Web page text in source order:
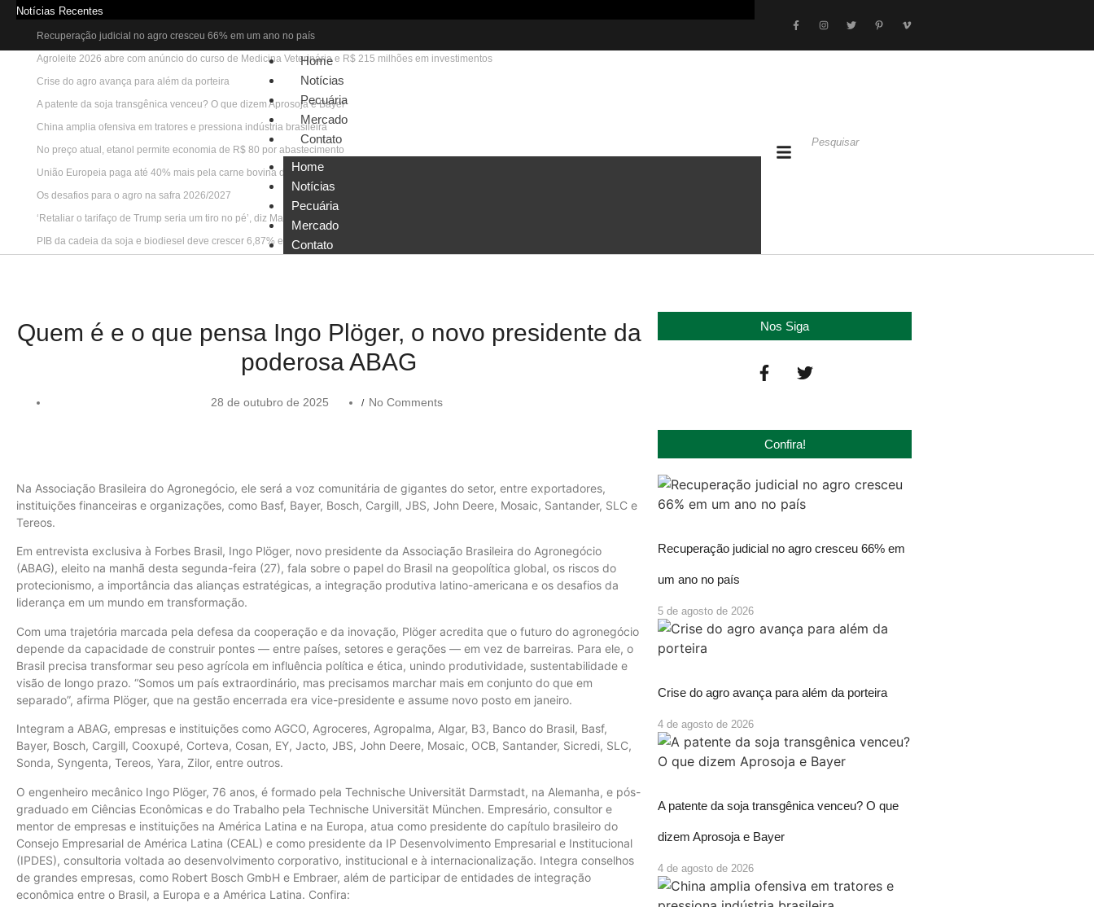
Notícias Recentes
Recuperação judicial no agro cresceu 66% em um ano no país
Agroleite 2026 abre com anúncio do curso de Medicina Veterinária e R$ 215 milhões em investimentos
Crise do agro avança para além da porteira
A patente da soja transgênica venceu? O que dizem Aprosoja e Bayer
China amplia ofensiva em tratores e pressiona indústria brasileira
No preço atual, etanol permite economia de R$ 80 por abastecimento
União Europeia paga até 40% mais pela carne bovina do que a China
Os desafios para o agro na safra 2026/2027
‘Retaliar o tarifaço de Trump seria um tiro no pé’, diz Marcos Jank
PIB da cadeia da soja e biodiesel deve crescer 6,87% em 2026
Home
Notícias
Pecuária
Mercado
Contato
Home
Notícias
Pecuária
Mercado
Contato
Quem é e o que pensa Ingo Plöger, o novo presidente da
poderosa ABAG
28 de outubro de 2025 / No Comments
Na Associação Brasileira do Agronegócio, ele será a voz comunitária de gigantes do setor, entre exportadores,
instituições financeiras e organizações, como Basf, Bayer, Bosch, Cargill, JBS, John Deere, Mosaic, Santander, SLC e
Tereos.
Em entrevista exclusiva à Forbes Brasil, Ingo Plöger, novo presidente da Associação Brasileira do Agronegócio
(ABAG), eleito na manhã desta segunda-feira (27), fala sobre o papel do Brasil na geopolítica global, os riscos do
protecionismo, a importância das alianças estratégicas, a integração produtiva latino-americana e os desafios da
liderança em um mundo em transformação.
Com uma trajetória marcada pela defesa da cooperação e da inovação, Plöger acredita que o futuro do agronegócio
depende da capacidade de construir pontes — entre países, setores e gerações — em vez de barreiras. Para ele, o
Brasil precisa transformar seu peso agrícola em influência política e ética, unindo produtividade, sustentabilidade e
visão de longo prazo. “Somos um país extraordinário, mas precisamos marchar mais em conjunto do que em
separado”, afirma Plöger, que na gestão encerrada era vice-presidente e assume novo posto em janeiro.
Integram a ABAG, empresas e instituições como AGCO, Agroceres, Agropalma, Algar, B3, Banco do Brasil, Basf,
Bayer, Bosch, Cargill, Cooxupé, Corteva, Cosan, EY, Jacto, JBS, John Deere, Mosaic, OCB, Santander, Sicredi, SLC,
Sonda, Syngenta, Tereos, Yara, Zilor, entre outros.
O engenheiro mecânico Ingo Plöger, 76 anos, é formado pela Technische Universität Darmstadt, na Alemanha, e pós-
graduado em Ciências Econômicas e do Trabalho pela Technische Universität München. Empresário, consultor e
mentor de empresas e instituições na América Latina e na Europa, atua como presidente do capítulo brasileiro do
Consejo Empresarial de América Latina (CEAL) e como presidente da IP Desenvolvimento Empresarial e Institucional
(IPDES), consultoria voltada ao desenvolvimento corporativo, institucional e à internacionalização. Integra conselhos
de grandes empresas, como Robert Bosch GmbH e Embraer, além de participar de entidades de integração
econômica entre o Brasil, a Europa e a América Latina. Confira:
Nos Siga
Confira!
Recuperação judicial no agro cresceu 66% em
um ano no país
5 de agosto de 2026
Crise do agro avança para além da porteira
4 de agosto de 2026
A patente da soja transgênica venceu? O que
dizem Aprosoja e Bayer
4 de agosto de 2026